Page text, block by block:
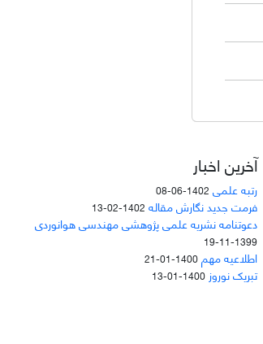
آخرین اخبار
رتبه علمی 1402-06-08
فرمت جدید نگارش مقاله 1402-02-13
دعوتنامه نشریه علمی پژوهشی مهندسی هوانوردی
1399-11-19
اطلاعیه مهم1400-01-21
تبریک نوروز 1400-01-13